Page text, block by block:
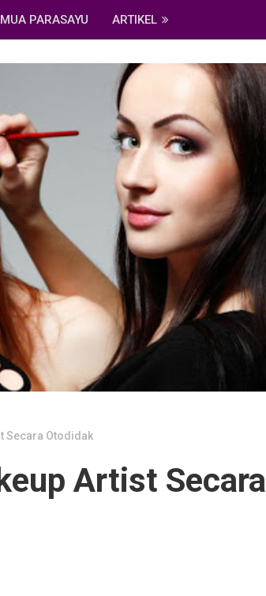
PARASAYU ARTIKEL
Secara Otodidak
Artist Secara